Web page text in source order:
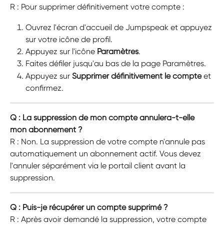
R : Pour supprimer définitivement votre compte :
Ouvrez l'écran d'accueil de Jumpspeak et appuyez
sur votre icône de profil.
Appuyez sur l'icône Paramètres.
Faites défiler jusqu'au bas de la page Paramètres.
Appuyez sur Supprimer définitivement le compte et
confirmez.
Q : La suppression de mon compte annulera-t-elle
mon abonnement ?
R : Non. La suppression de votre compte n'annule pas
automatiquement un abonnement actif. Vous devez
l'annuler séparément via le portail client avant la
suppression.
Q : Puis-je récupérer un compte supprimé ?
R : Après avoir demandé la suppression, votre compte